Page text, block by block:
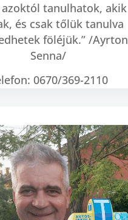
azoktól tanulhatok, akik
és csak tőlük tanulva
föléjük.” /Ayrton
Senna/
0670/369-2110